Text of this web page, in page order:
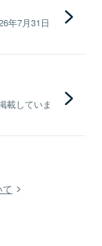
年7月31日
載していま